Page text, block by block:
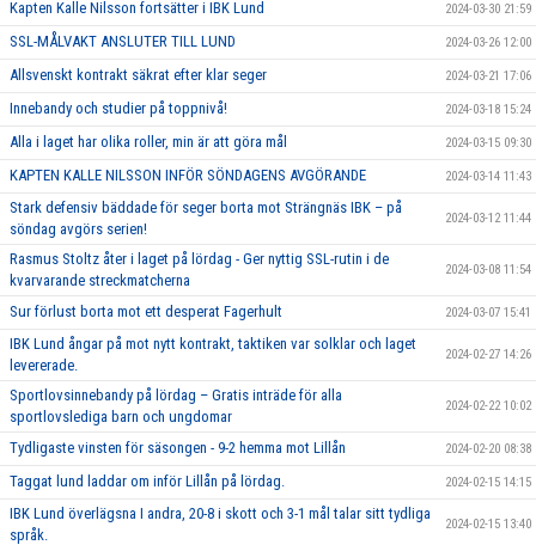
Kapten Kalle Nilsson fortsätter i IBK Lund 2024-03-30 21:59
SSL-MÅLVAKT ANSLUTER TILL LUND 2024-03-26 12:00
Allsvenskt kontrakt säkrat efter klar seger 2024-03-21 17:06
Innebandy och studier på toppnivå! 2024-03-18 15:24
Alla i laget har olika roller, min är att göra mål 2024-03-15 09:30
KAPTEN KALLE NILSSON INFÖR SÖNDAGENS AVGÖRANDE 2024-03-14 11:43
Stark defensiv bäddade för seger borta mot Strängnäs IBK – på
söndag avgörs serien!
2024-03-12 11:44
Rasmus Stoltz åter i laget på lördag - Ger nyttig SSL-rutin i de
kvarvarande streckmatcherna
2024-03-08 11:54
Sur förlust borta mot ett desperat Fagerhult 2024-03-07 15:41
IBK Lund ångar på mot nytt kontrakt, taktiken var solklar och laget
levererade.
2024-02-27 14:26
Sportlovsinnebandy på lördag – Gratis inträde för alla
sportlovslediga barn och ungdomar
2024-02-22 10:02
Tydligaste vinsten för säsongen - 9-2 hemma mot Lillån 2024-02-20 08:38
Taggat lund laddar om inför Lillån på lördag. 2024-02-15 14:15
IBK Lund överlägsna I andra, 20-8 i skott och 3-1 mål talar sitt tydliga
språk.
2024-02-15 13:40